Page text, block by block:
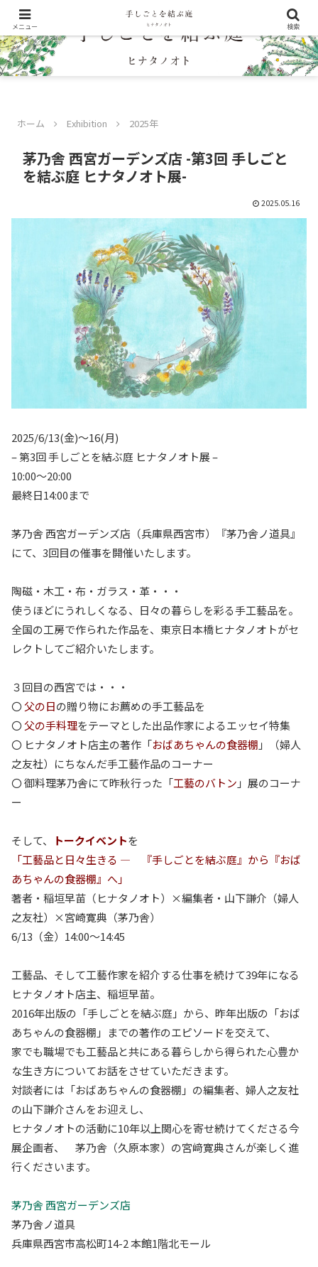
ホーム Exhibition 2025年
茅乃舎 西宮ガーデンズ店 -第3回 手しごと
を結ぶ庭 ヒナタノオト展-
2025.05.16
2025/6/13(金)〜16(月)
– 第3回 手しごとを結ぶ庭 ヒナタノオト展 –
10:00〜20:00
最終日14:00まで
茅乃舎 西宮ガーデンズ店（兵庫県西宮市）『茅乃舎ノ道具』
にて、3回目の催事を開催いたします。
陶磁・木工・布・ガラス・革・・・
使うほどにうれしくなる、日々の暮らしを彩る手工藝品を。
全国の工房で作られた作品を、東京日本橋ヒナタノオトがセ
レクトしてご紹介いたします。
３回目の西宮では・・・
〇父の日の贈り物にお薦めの手工藝品を
〇父の手料理をテーマとした出品作家によるエッセイ特集
〇 ヒナタノオト店主の著作「おばあちゃんの食器棚 」（婦人
之友社）にちなんだ手工藝作品のコーナー
〇 御料理茅乃舎にて昨秋行った「工藝のバトン 」展のコーナ
ー
そして、 トークイベントを
「工藝品と日々生きる ― 『手しごとを結ぶ庭』から『おば
あちゃんの食器棚』へ」
著者・稲垣早苗（ヒナタノオト）×編集者・山下謙介（婦人
之友社）×宮崎寛典（茅乃舎）
6/13（金）14:00〜14:45
工藝品、そして工藝作家を紹介する仕事を続けて39年になる
ヒナタノオト店主、稲垣早苗。
2016年出版の「手しごとを結ぶ庭」から、昨年出版の「おば
あちゃんの食器棚」までの著作のエピソードを交えて、
家でも職場でも工藝品と共にある暮らしから得られた心豊か
な生き方についてお話をさせていただきます。
対談者には「おばあちゃんの食器棚」の編集者、婦人之友社
の山下謙介さんをお迎えし、
ヒナタノオトの活動に10年以上関心を寄せ続けてくださる今
展企画者、 茅乃舎（久原本家）の宮﨑寛典さんが楽しく進
行くださいます。
茅乃舎 西宮ガーデンズ店
茅乃舎ノ道具
兵庫県西宮市高松町14-2 本館1階北モール
メニュー 検索